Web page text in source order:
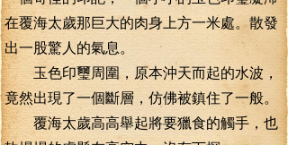
在覆海太歲那巨大的肉身上方一米處。散發
出一股驚人的氣息。
玉色印璽周圍，原本沖天而起的水波，
竟然出現了一個斷層，仿佛被鎮住了一般。
覆海太歲高高舉起將要獵食的觸手，也